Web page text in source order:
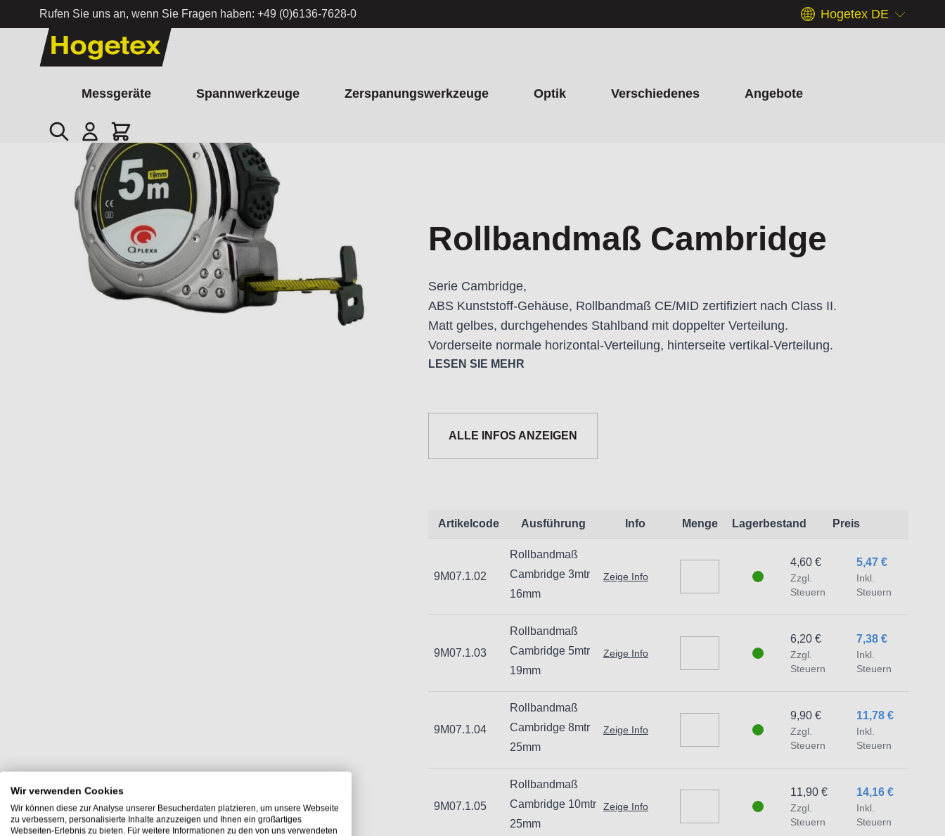
Rufen Sie uns an, wenn Sie Fragen haben: +49 (0)6136-7628-0 Hogetex DE
Zum Inhalt springen
Messgeräte Spannwerkzeuge Zerspanungswerkzeuge Optik Verschiedenes Angebote
Suche Cart
/ Rollbandmaß Cambridge
Rollbandmaß Cambridge
Serie Cambridge,
ABS Kunststoff-Gehäuse, Rollbandmaß CE/MID zertifiziert nach Class II.
Matt gelbes, durchgehendes Stahlband mit doppelter Verteilung.
Vorderseite normale horizontal-Verteilung, hinterseite vertikal-Verteilung.
Informationen zur Produktsicherheit:
Nur für technisch versierte und mit dem Produkt vertraute Anwender sowie
Handwerker geeignet.
Unsachgemäße Verwendung kann zu Schäden und Verletzungen führen.
LESEN SIE MEHR
ALLE INFOS ANZEIGEN
Artikelcode Ausführung Info Menge Lagerbestand Preis
9M07.1.02
Rollbandmaß
Cambridge 3mtr
16mm
Zeige Info
5,47 €
Inkl.
Steuern
4,60 €
Zzgl.
Steuern
9M07.1.03
Rollbandmaß
Cambridge 5mtr
19mm
Zeige Info
7,38 €
Inkl.
Steuern
6,20 €
Zzgl.
Steuern
9M07.1.04
Rollbandmaß
Cambridge 8mtr
25mm
Zeige Info
11,78 €
Inkl.
Steuern
9,90 €
Zzgl.
Steuern
9M07.1.05
Rollbandmaß
Cambridge 10mtr
25mm
Zeige Info
14,16 €
Inkl.
Steuern
11,90 €
Zzgl.
Steuern
Wir verwenden Cookies
Wir können diese zur Analyse unserer Besucherdaten platzieren, um unsere Webseite
zu verbessern, personalisierte Inhalte anzuzeigen und Ihnen ein großartiges
Webseiten-Erlebnis zu bieten. Für weitere Informationen zu den von uns verwendeten